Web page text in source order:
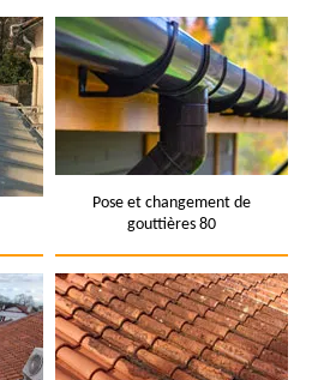
Pose et changement de
gouttières 80